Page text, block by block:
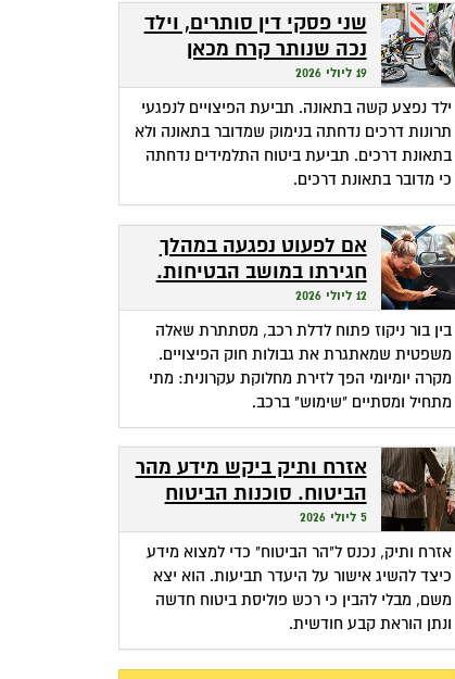
שני פסקי דין סותרים, וילד
נכה שנותר קרח מכאן
ומכאן
19 ליולי 2026
ילד נפצע קשה בתאונה. תביעת הפיצויים לנפגעי
תרונות דרכים נדחתה בנימוק שמדובר בתאונה ולא
בתאונת דרכים. תביעת ביטוח התלמידים נדחתה
כי מדובר בתאונת דרכים.
אם לפעוט נפגעה במהלך
חגירתו במושב הבטיחות.
האם זכאית לפיצויים?
12 ליולי 2026
בין בור ניקוז פתוח לדלת רכב, מסתתרת שאלה
משפטית שמאתגרת את גבולות חוק הפיצויים.
מקרה יומיומי הפך לזירת מחלוקת עקרונית: מתי
מתחיל ומסתיים "שימוש" ברכב.
אזרח ותיק ביקש מידע מהר
הביטוח. סוכנות הביטוח
גבתה מחשבונו פרמיות
5 ליולי 2026
אזרח ותיק, נכנס ל"הר הביטוח" כדי למצוא מידע
כיצד להשיג אישור על היעדר תביעות. הוא יצא
משם, מבלי להבין כי רכש פוליסת ביטוח חדשה
ונתן הוראת קבע חודשית.